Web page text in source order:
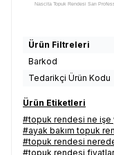
Nascita Topuk Rendesi Sarı
Series satan yerler, Nascita Topuk
Sarı Professional Series nerden
Professional Series
kullanımı, Nascita Topuk
Ürün Filtreleri
Barkod
Tedarikçi Ürün Kodu
Ürün Etiketleri
#topuk rendesi ne işe
#ayak bakım topuk
#topuk rendesi nerede
#topuk rendesi